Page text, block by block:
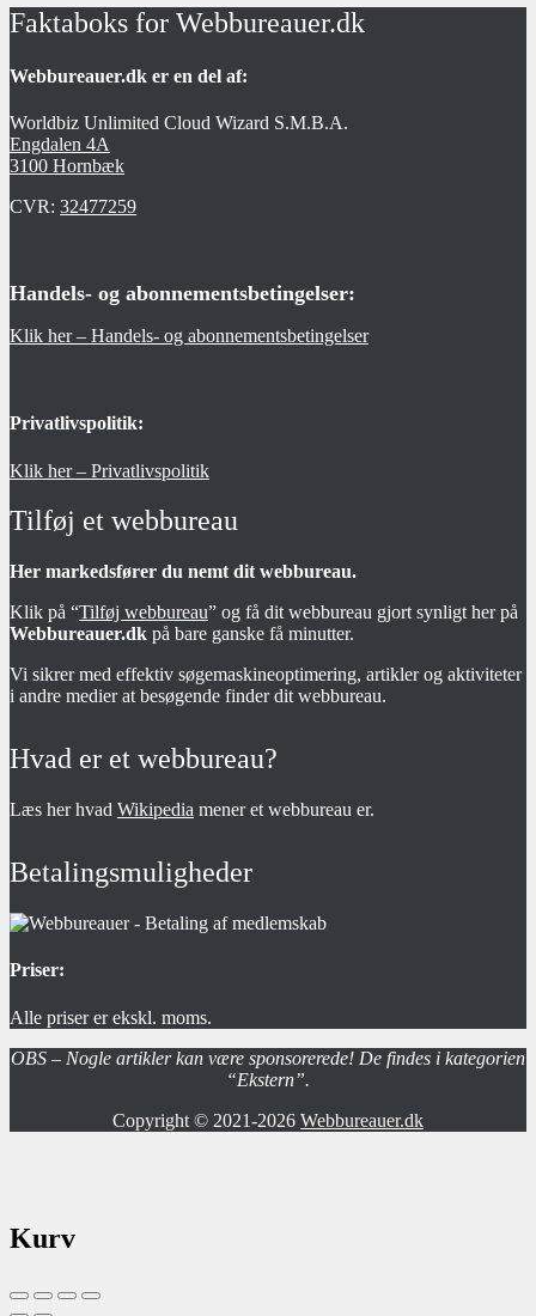
Faktaboks for Webbureauer.dk
Webbureauer.dk er en del af:
Worldbiz Unlimited Cloud Wizard S.M.B.A.
Engdalen 4A
3100 Hornbæk
CVR: 32477259
Handels- og abonnementsbetingelser:
Klik her – Handels- og abonnementsbetingelser
Privatlivspolitik:
Klik her – Privatlivspolitik
Tilføj et webbureau
Her markedsfører du nemt dit webbureau.
Klik på “Tilføj webbureau” og få dit webbureau gjort synligt her på
Webbureauer.dk på bare ganske få minutter.
Vi sikrer med effektiv søgemaskineoptimering, artikler og aktiviteter
i andre medier at besøgende finder dit webbureau.
Hvad er et webbureau?
Læs her hvad Wikipedia mener et webbureau er.
Betalingsmuligheder
Priser:
Alle priser er ekskl. moms.
OBS – Nogle artikler kan være sponsorerede! De findes i kategorien
“Ekstern”.
Copyright © 2021-2026 Webbureauer.dk
Kurv